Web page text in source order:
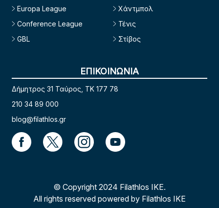
Europa League
Conference League
GBL
Χάντμπολ
Τένις
Στίβος
ΕΠΙΚΟΙΝΩΝΙΑ
Δήμητρος 31 Ταύρος, TK 177 78
210 34 89 000
blog@filathlos.gr
© Copyright 2024 Filathlos ΙΚΕ.
All rights reserved powered by Filathlos ΙΚΕ